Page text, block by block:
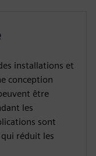
installations et
conception
être
les
sont
réduit les